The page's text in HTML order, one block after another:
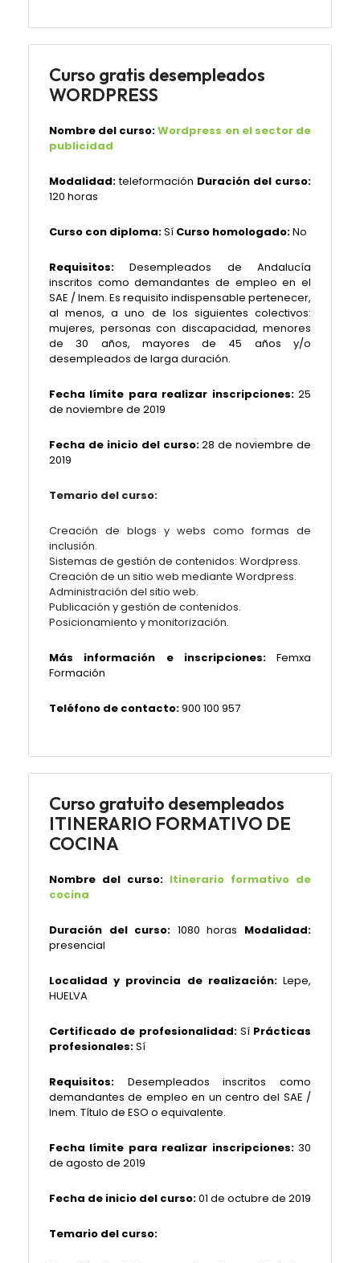
Curso gratis desempleados
WORDPRESS
Nombre del curso:Wordpress en el sector de
publicidad
Modalidad:teleformación Duración del curso:
120 horas
Curso con diploma:Sí Curso homologado:No
Requisitos: Desempleados de Andalucía
inscritos como demandantes de empleo en el
SAE / Inem. Es requisito indispensable pertenecer,
al menos, a uno de los siguientes colectivos:
mujeres, personas con discapacidad, menores
de 30 años, mayores de 45 años y/o
desempleados de larga duración.
Fecha límite para realizar inscripciones:25
de noviembre de 2019
Fecha de inicio del curso:28 de noviembre de
2019
Temario del curso:
Creación de blogs y webs como formas de
inclusión.
Sistemas de gestión de contenidos: Wordpress.
Creación de un sitio web mediante Wordpress.
Administración del sitio web.
Publicación y gestión de contenidos.
Posicionamiento y monitorización.
Más información e inscripciones:
Femxa
Formación
Teléfono de contacto:900 100 957
Curso gratuito desempleados
ITINERARIO FORMATIVO DE
COCINA
Nombre del curso: Itinerario formativo de
cocina
Duración del curso: 1080 horas Modalidad:
presencial
Localidad y provincia de realización:Lepe,
HUELVA
Certificado de profesionalidad:Sí Prácticas
profesionales:Sí
Requisitos: Desempleados inscritos como
demandantes de empleo en un centro del SAE /
Inem. Título de ESO o equivalente.
Fecha límite para realizar inscripciones:30
de agosto de 2019
Fecha de inicio del curso:01 de octubre de 2019
Temario del curso: